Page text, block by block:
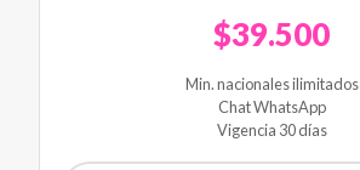
$39.500
Min. nacionales ilimitados
Chat WhatsApp
Vigencia 30 días